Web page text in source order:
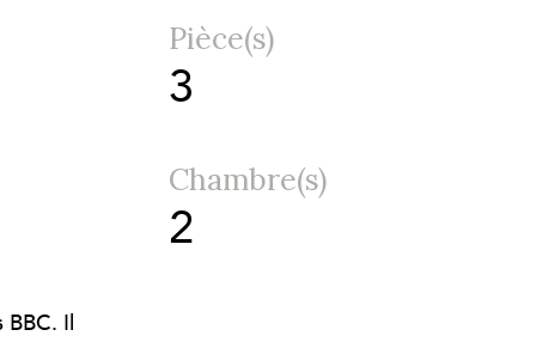
Il
Pièce(s)
3
Chambre(s)
2